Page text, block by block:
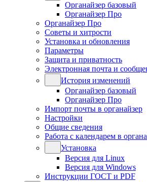
Органайзер базовый
Органайзер Про
Органайзер Про
Советы и хитрости
Установка и обновления
Параметры
Защита и приватность
Электронная почта и
История изменений
Органайзер базовый
Органайзер Про
Импорт почты в органайзер
Настройки
Общие сведения
Работа с календарем в
Установка
Версия для Linux
Версия для Windows
Инструкции ГОСТ и PDF